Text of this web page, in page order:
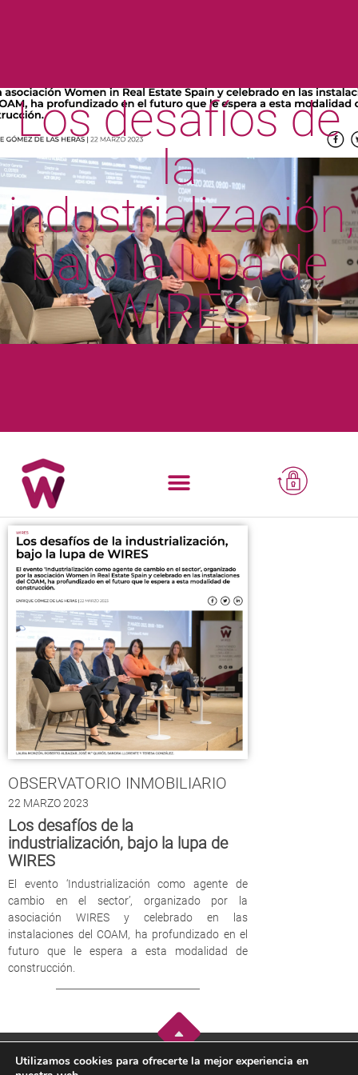
Los desafíos de
la
industrialización,
bajo la lupa de
WIRES
OBSERVATORIO INMOBILIARIO
22 MARZO 2023
Los desafíos de la
industrialización, bajo la lupa de
WIRES
El evento ‘Industrialización como agente de
cambio en el sector’, organizado por la
asociación WIRES y celebrado en las
instalaciones del COAM, ha profundizado en el
futuro que le espera a esta modalidad de
construcción.
Utilizamos cookies para ofrecerte la mejor experiencia en